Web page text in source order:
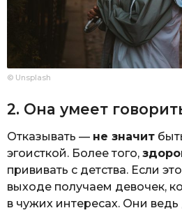
© Unsplash
2. Она умеет
Отказывать — не значит
эгоисткой. Более того,
прививать с детства. Если
выходе получаем девочек,
в чужих интересах. Они